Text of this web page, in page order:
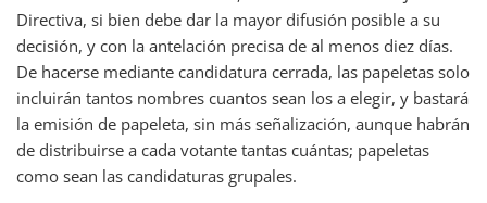
Directiva, si bien debe dar la mayor difusión posible a su
decisión, y con la antelación precisa de al menos diez días.
De hacerse mediante candidatura cerrada, las papeletas solo
incluirán tantos nombres cuantos sean los a elegir, y bastará
la emisión de papeleta, sin más señalización, aunque habrán
de distribuirse a cada votante tantas cuántas; papeletas
como sean las candidaturas grupales.